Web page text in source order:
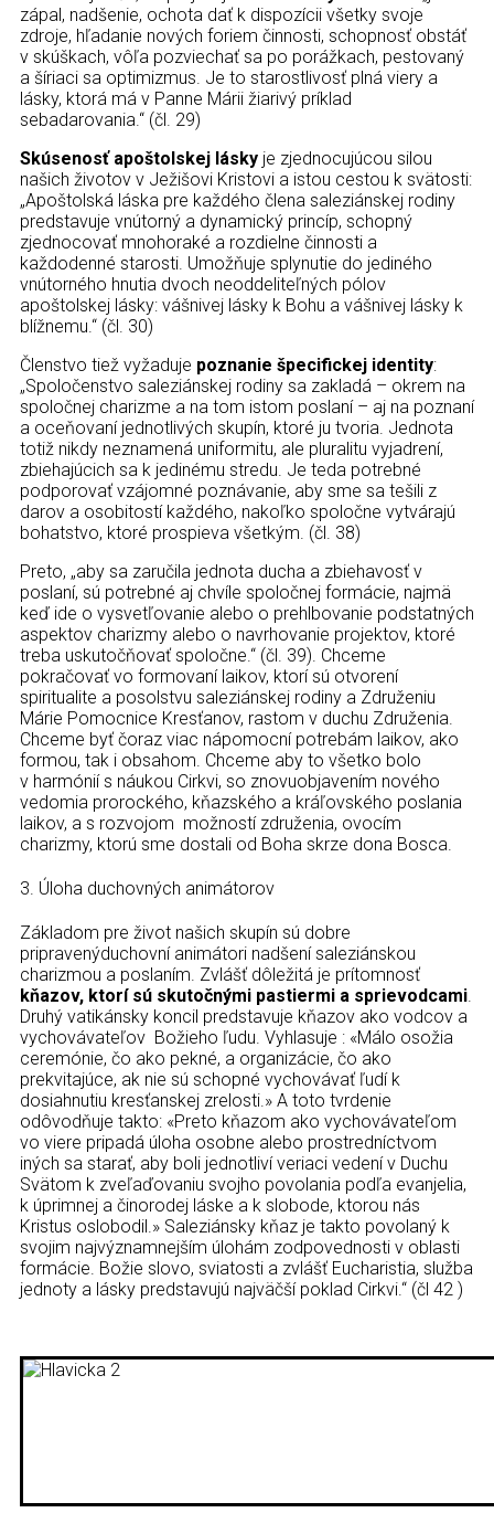
zápal, nadšenie, ochota dať k dispozícii všetky svoje
zdroje, hľadanie nových foriem činnosti, schopnosť obstáť
v skúškach, vôľa pozviechať sa po porážkach, pestovaný
a šíriaci sa optimizmus. Je to starostlivosť plná viery a
lásky, ktorá má v Panne Márii žiarivý príklad
sebadarovania.“ (čl. 29)
Skúsenosť apoštolskej lásky je zjednocujúcou silou
našich životov v Ježišovi Kristovi a istou cestou k svätosti:
„Apoštolská láska pre každého člena saleziánskej rodiny
predstavuje vnútorný a dynamický princíp, schopný
zjednocovať mnohoraké a rozdielne činnosti a
každodenné starosti. Umožňuje splynutie do jediného
vnútorného hnutia dvoch neoddeliteľných pólov
apoštolskej lásky: vášnivej lásky k Bohu a vášnivej lásky k
blížnemu.“ (čl. 30)
Členstvo tiež vyžaduje poznanie špecifickej identity:
„Spoločenstvo saleziánskej rodiny sa zakladá – okrem na
spoločnej charizme a na tom istom poslaní – aj na poznaní
a oceňovaní jednotlivých skupín, ktoré ju tvoria. Jednota
totiž nikdy neznamená uniformitu, ale pluralitu vyjadrení,
zbiehajúcich sa k jedinému stredu. Je teda potrebné
podporovať vzájomné poznávanie, aby sme sa tešili z
darov a osobitostí každého, nakoľko spoločne vytvárajú
bohatstvo, ktoré prospieva všetkým. (čl. 38)
Preto, „aby sa zaručila jednota ducha a zbiehavosť v
poslaní, sú potrebné aj chvíle spoločnej formácie, najmä
keď ide o vysvetľovanie alebo o prehlbovanie podstatných
aspektov charizmy alebo o navrhovanie projektov, ktoré
treba uskutočňovať spoločne.“ (čl. 39). Chceme
pokračovať vo formovaní laikov, ktorí sú otvorení
spiritualite a posolstvu saleziánskej rodiny a Združeniu
Márie Pomocnice Kresťanov, rastom v duchu Združenia.
Chceme byť čoraz viac nápomocní potrebám laikov, ako
formou, tak i obsahom. Chceme aby to všetko bolo
v harmónií s náukou Cirkvi, so znovuobjavením nového
vedomia prorockého, kňazského a kráľovského poslania
laikov, a s rozvojom možností združenia, ovocím
charizmy, ktorú sme dostali od Boha skrze dona Bosca.
3. Úloha duchovných animátorov
Základom pre život našich skupín sú dobre
pripravenýduchovní animátori nadšení saleziánskou
charizmou a poslaním. Zvlášť dôležitá je prítomnosť
kňazov, ktorí sú skutočnými pastiermi a sprievodcami.
Druhý vatikánsky koncil predstavuje kňazov ako vodcov a
vychovávateľov Božieho ľudu. Vyhlasuje : «Málo osožia
ceremónie, čo ako pekné, a organizácie, čo ako
prekvitajúce, ak nie sú schopné vychovávať ľudí k
dosiahnutiu kresťanskej zrelosti.» A toto tvrdenie
odôvodňuje takto: «Preto kňazom ako vychovávateľom
vo viere pripadá úloha osobne alebo prostredníctvom
iných sa starať, aby boli jednotliví veriaci vedení v Duchu
Svätom k zveľaďovaniu svojho povolania podľa evanjelia,
k úprimnej a činorodej láske a k slobode, ktorou nás
Kristus oslobodil.» Saleziánsky kňaz je takto povolaný k
svojim najvýznamnejším úlohám zodpovednosti v oblasti
formácie. Božie slovo, sviatosti a zvlášť Eucharistia, služba
jednoty a lásky predstavujú najväčší poklad Cirkvi.“ (čl 42 )